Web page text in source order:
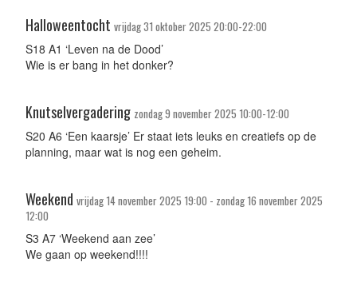
Halloweentocht vrijdag 31 oktober 2025 20:00-22:00
S18 A1 ‘Leven na de Dood’
Wie is er bang in het donker?
Knutselvergadering zondag 9 november 2025 10:00-12:00
S20 A6 ‘Een kaarsje’ Er staat iets leuks en creatiefs op de
planning, maar wat is nog een geheim.
Weekend vrijdag 14 november 2025 19:00 - zondag 16 november 2025
12:00
S3 A7 ‘Weekend aan zee’
We gaan op weekend!!!!